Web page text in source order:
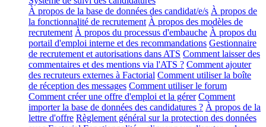
À propos de la base de données des candidat/e/s À propos de
la fonctionnalité de recrutement À propos des modèles de
recrutement À propos du processus d'embauche À propos du
portail d'emploi interne et des recommandations Gestionnaire
de recrutement et autorisations dans ATS Comment laisser des
commentaires et des mentions via l'ATS ? Comment ajouter
des recruteurs externes à Factorial Comment utiliser la boîte
de réception des messages Comment utiliser le forum
Comment créer une offre d'emploi et la gérer Comment
importer la base de données des candidatures ? À propos de la
lettre d'offre Règlement général sur la protection des données